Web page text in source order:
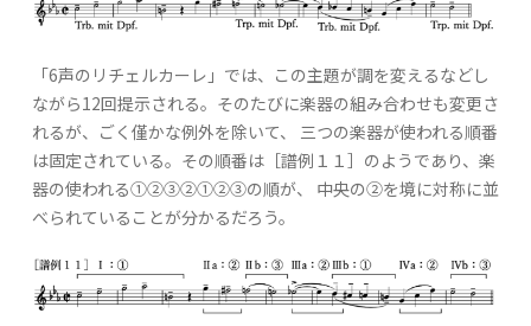
「6声のリチェルカーレ」では、この主題が調を変えるなどし
ながら12回提示される。そのたびに楽器の組み合わせも変更さ
れるが、ごく僅かな例外を除いて、 三つの楽器が使われる順番
は固定されている。その順番は［譜例１１］のようであり、楽
器の使われる①②③②①②③の順が、 中央の②を境に対称に並
べられていることが分かるだろう。